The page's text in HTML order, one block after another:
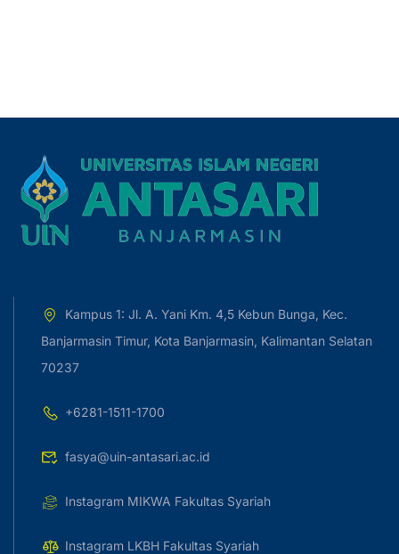
Kampus 1: Jl. A. Yani Km. 4,5 Kebun Bunga, Kec.
Banjarmasin Timur, Kota Banjarmasin, Kalimantan Selatan
70237
+6281-1511-1700
fasya@uin-antasari.ac.id
Instagram MIKWA Fakultas Syariah
Instagram LKBH Fakultas Syariah